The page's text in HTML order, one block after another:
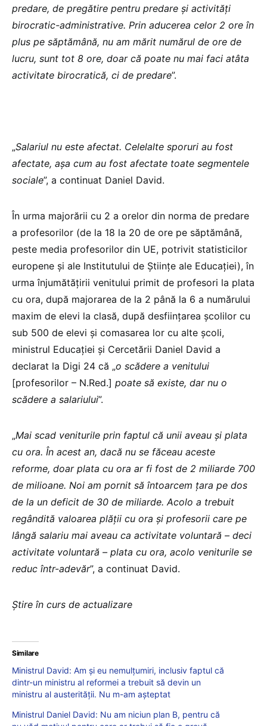
predare, de pregătire pentru predare și activități
birocratic-administrative. Prin aducerea celor 2 ore în
plus pe săptămână, nu am mărit numărul de ore de
lucru, sunt tot 8 ore, doar că poate nu mai faci atâta
activitate birocratică, ci de predare”.
„Salariul nu este afectat. Celelalte sporuri au fost
afectate, așa cum au fost afectate toate segmentele
sociale”, a continuat Daniel David.
În urma majorării cu 2 a orelor din norma de predare
a profesorilor (de la 18 la 20 de ore pe săptămână,
peste media profesorilor din UE, potrivit statisticilor
europene și ale Institutului de Științe ale Educației), în
urma înjumătățirii venitului primit de profesori la plata
cu ora, după majorarea de la 2 până la 6 a numărului
maxim de elevi la clasă, după desființarea școlilor cu
sub 500 de elevi și comasarea lor cu alte școli,
ministrul Educației și Cercetării Daniel David a
declarat la Digi 24 că „o scădere a venitului
[profesorilor – N.Red.] poate să existe, dar nu o
scădere a salariului”.
„Mai scad veniturile prin faptul că unii aveau și plata
cu ora. În acest an, dacă nu se făceau aceste
reforme, doar plata cu ora ar fi fost de 2 miliarde 700
de milioane. Noi am pornit să întoarcem țara pe dos
de la un deficit de 30 de miliarde. Acolo a trebuit
regândită valoarea plății cu ora și profesorii care pe
lângă salariu mai aveau ca activitate voluntară – deci
activitate voluntară – plata cu ora, acolo veniturile se
reduc într-adevăr”, a continuat David.
Știre în curs de actualizare
Similare
Ministrul David: Am și eu nemulțumiri, inclusiv faptul că
dintr-un ministru al reformei a trebuit să devin un
ministru al austerității. Nu m-am așteptat
Ministrul Daniel David: Nu am niciun plan B, pentru că